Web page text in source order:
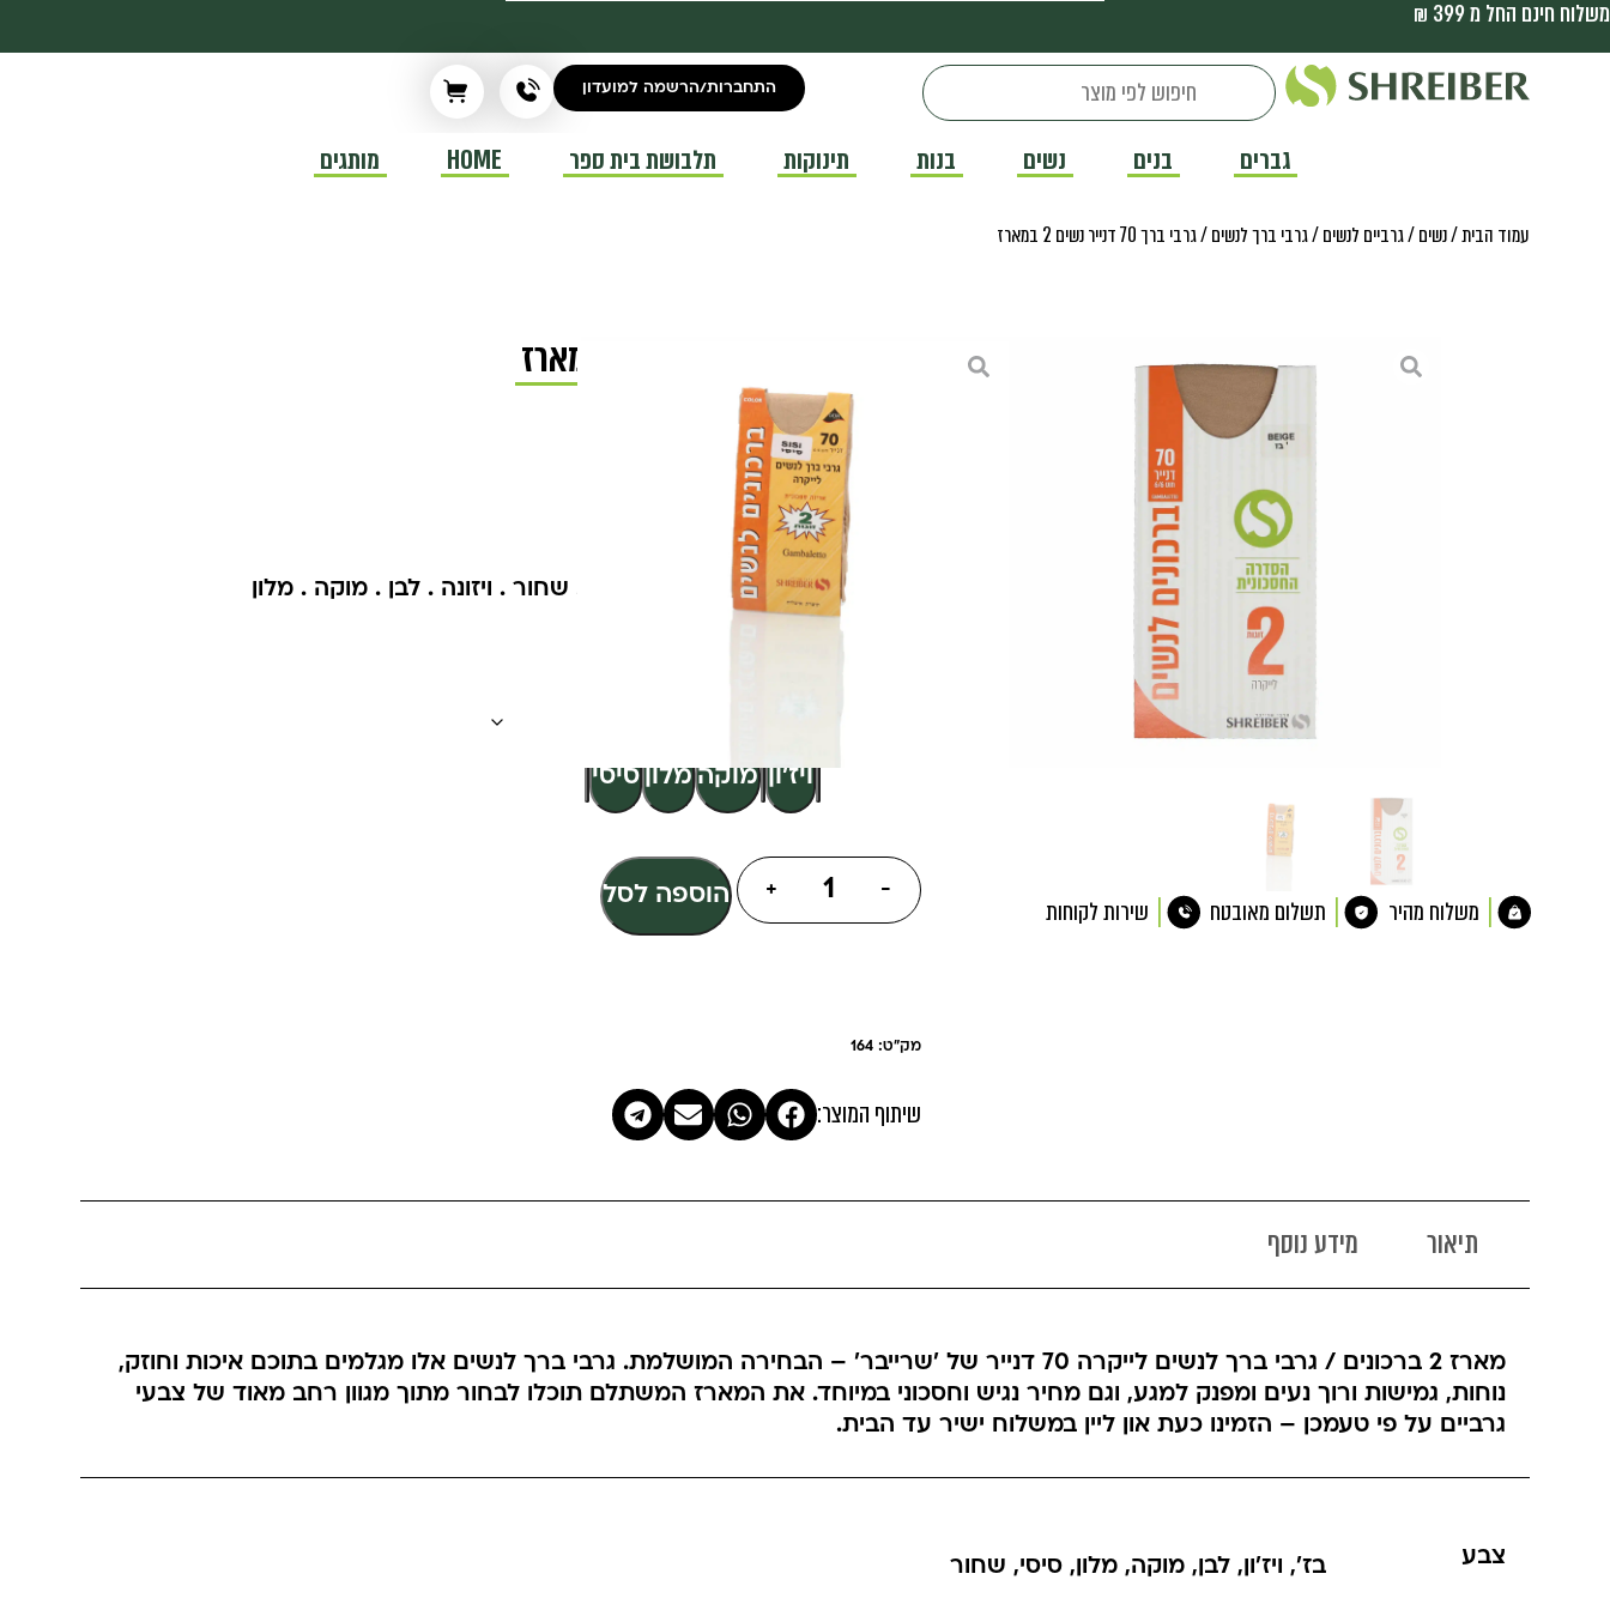
משלוח חינם החל מ 399 ₪
התחברות/הרשמה למועדון
גברים בנים נשים בנות תינוקות תלבושת בית ספר HOME מותגים
עמוד הבית/נשים/גרביים לנשים/גרבי ברך לנשים/ גרבי ברך 70 דנייר נשים 2 במארז
משלוח מהיר תשלום מאובטח שירות לקוחות
גרבי ברך לנשים
₪16.00
גרבי ברך 70 דנייר נשים
אריזה חסכונית 2 זוגות
בצבעים:בצבעים: סיסי . חום . בז . שחור . ויזונה . לבן . מוקה . מלון
ויז'ון מוקהמלוןסיסי
-
+ הוספה לסל
מק"ט: 164
שיתוף המוצר:
תיאור מידע נוסף
מארז 2 ברכונים / גרבי ברך לנשים לייקרה 70 דנייר של 'שרייבר' – הבחירה המושלמת. גרבי ברך לנשים אלו מגלמים בתוכם איכות וחוזק,
נוחות, גמישות ורוך נעים ומפנק למגע, וגם מחיר נגיש וחסכוני במיוחד. את המארז המשתלם תוכלו לבחור מתוך מגוון רחב מאוד של צבעי
גרביים על פי טעמכן – הזמינו כעת און ליין במשלוח ישיר עד הבית.
צבע בז', ויז'ון ,לבן ,מוקה,מלון ,סיסי, שחור